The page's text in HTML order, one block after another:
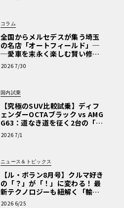
コラム
全国からメルセデスが集う埼玉
の名店「オートフィールド」─
─愛車を末永く楽しむ賢い修理
術と、プロがフックス製オイル
を選ぶ理由〈PR〉
2026 7/30
国内試乗
【究極のSUV比較試乗】ディフ
ェンダーOCTAブラック vs AMG
G63：道なき道を征く2台の「対
極的アプローチ」
2026 7/1
ニュース＆トピックス
【ル・ボラン8月号】クルマ好き
の「？」が「！」に変わる！ 最
新テクノロジーも紐解く「輸入
車Q&A」
2026 6/25